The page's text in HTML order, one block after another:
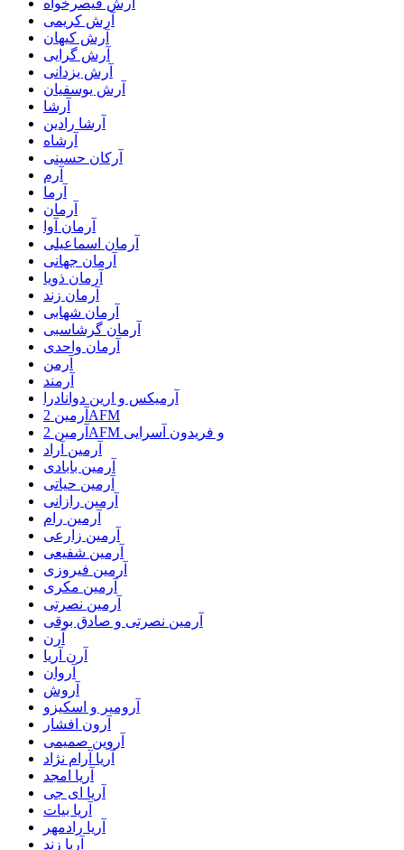
آرش قیصرخواه
آرش کریمی
آرش کیهان
آرش گرایی
آرش یزدانی
آرش یوسفیان
آرشا
آرشا رادین
آرشاه
آرکان حسینی
آرم
آرما
آرمان
آرمان آوا
آرمان اسماعیلی
آرمان جهانی
آرمان ذویا
آرمان زند
آرمان شهابی
آرمان گرشاسبی
آرمان واحدی
آرمن
آرمند
آرمیکس و ارین دوانادرا
آرمین 2AFM
آرمین 2AFM و فریدون آسرایی
آرمین آراد
آرمین بابادی
آرمین حیاتی
آرمین رازانی
آرمین رام
آرمین زارعی
آرمین شفیعی
آرمین فیروزی
آرمین مکری
آرمین نصرتی
آرمین نصرتی و صادق بوقی
آرن
آرن آریا
آروان
آروش
آرومیر و اسکیزو
آرون افشار
آروین صمیمی
آریا آرام نژاد
آریا امجد
آریا ای جی
آریا بیات
آریا رادمهر
آریا زند